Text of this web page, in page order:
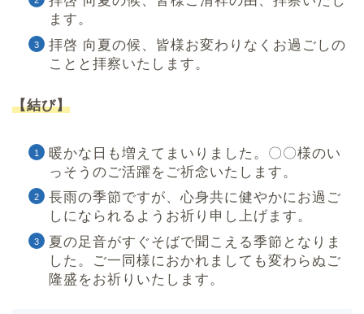
ます。
拝啓 向夏の候、皆様お変わりなくお過ごしの
ことと拝察いたします。
【結び】
暖かな日も増えてまいりました。〇〇様のい
っそうのご活躍をご祈念いたします。
長雨の季節ですが、心身共に健やかにお過ご
しになられるようお祈り申し上げます。
夏の足音がすぐそばで聞こえる季節となりま
した。ご一同様におかれましても変わらぬご
隆盛をお祈りいたします。